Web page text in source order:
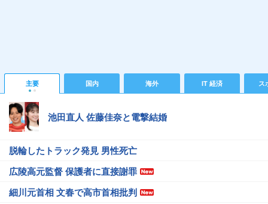
主要 国内 海外 IT 経済 ス
池田直人 佐藤佳奈と電撃結婚
脱輪したトラック発見 男性死亡
広陵高元監督 保護者に直接謝罪
細川元首相 文春で高市首相批判